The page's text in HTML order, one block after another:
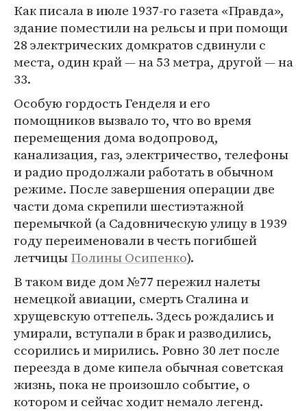
Как писала в июле 1937-го газета «Правда»,
здание поместили на рельсы и при помощи
28 электрических домкратов сдвинули с
места, один край — на 53 метра, другой — на
33.
Особую гордость Генделя и его
помощников вызвало то, что во время
перемещения дома водопровод,
канализация, газ, электричество, телефоны
и радио продолжали работать в обычном
режиме. После завершения операции две
части дома скрепили шестиэтажной
перемычкой (а Садовническую улицу в 1939
году переименовали в честь погибшей
летчицыПолины Осипенко).
В таком виде дом №77 пережил налеты
немецкой авиации, смерть Сталина и
хрущевскую оттепель. Здесь рождались и
умирали, вступали в брак и разводились,
ссорились и мирились. Ровно 30 лет после
переезда в доме кипела обычная советская
жизнь, пока не произошло событие, о
котором и сейчас ходит немало легенд.